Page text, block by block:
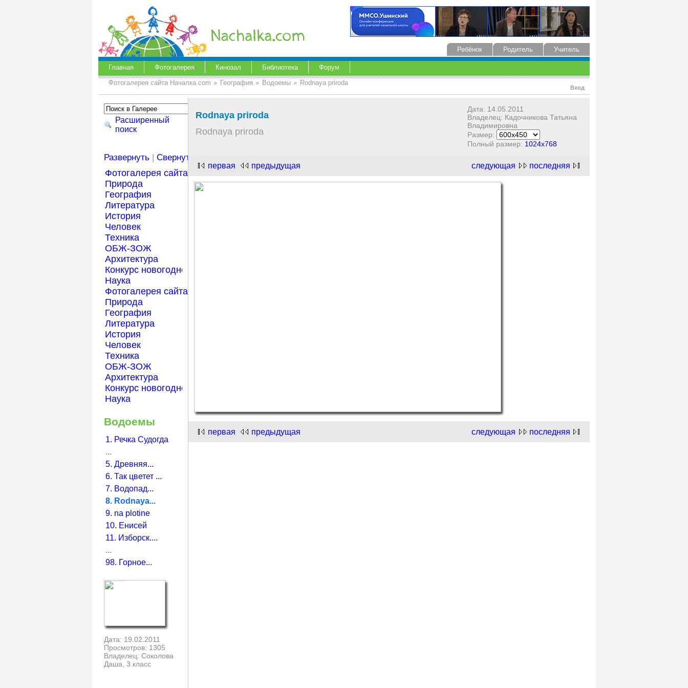
Учитель
Родитель
Ребёнок
Главная Фотогалерея Кинозал Библиотека Форум
Вход
Фотогалерея сайта Началка.com География Водоемы Rodnaya priroda
Расширенный
поиск
Развернуть |Свернуть
Фотогалерея сайта Началка.com
Природа
География
Литература
История
Человек
Техника
ОБЖ-ЗОЖ
Архитектура
Конкурс новогодней открытки "Нарисуем Новый год"!
Наука
Фотогалерея сайта Началка.com
Природа
География
Литература
История
Человек
Техника
ОБЖ-ЗОЖ
Архитектура
Конкурс новогодней открытки "Нарисуем Новый год"!
Наука
Водоемы
1. Речка Судогда
...
5. Древняя...
6. Так цветет ...
7. Водопад...
8. Rodnaya...
9. na plotine
10. Енисей
11. Изборск....
...
98. Горное...
Дата: 19.02.2011
Просмотров: 1305
Владелец: Соколова
Даша, 3 класс
Rodnaya priroda
Rodnaya priroda
Дата: 14.05.2011
Владелец: Кадочникова Татьяна
Владимировна
Размер:
Полный размер: 1024x768
следующая последняя
первая предыдущая
следующая последняя
первая предыдущая